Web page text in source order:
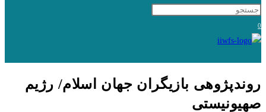
0
روندپژوهی بازیگران جهان اسلام/ رژیم
صهیونیستی